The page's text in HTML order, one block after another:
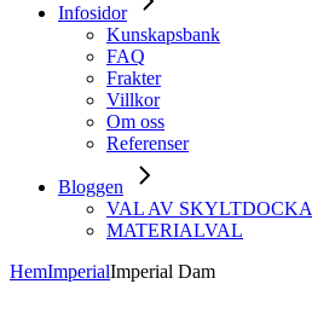
Infosidor
Kunskapsbank
FAQ
Frakter
Villkor
Om oss
Referenser
Bloggen
VAL AV SKYLTDOCKA
MATERIALVAL
HemImperialImperial Dam